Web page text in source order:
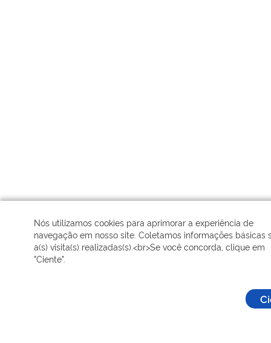
Nós utilizamos cookies para aprimorar a experiência de
navegação em nosso site. Coletamos informações básicas
a(s) visita(s) realizadas(s).<br>Se você concorda, clique em
"Ciente".